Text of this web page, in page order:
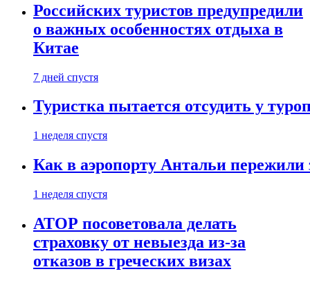
Российских туристов предупредили
о важных особенностях отдыха в
Китае
7 дней спустя
Туристка пытается отсудить у
1 неделя спустя
Как в аэропорту Антальи
1 неделя спустя
АТОР посоветовала делать
страховку от невыезда из-за
отказов в греческих визах